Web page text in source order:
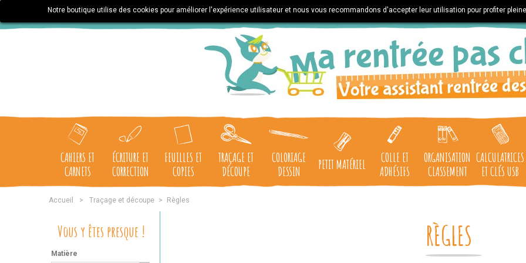
Notre boutique utilise des cookies pour améliorer l'expérience utilisateur et nous vous recommandons d'accepter leur utilisation pour profiter
CAHIERS ET
CARNETS
ÉCRITURE ET
CORRECTION
FEUILLES ET
COPIES
TRAÇAGE ET
DÉCOUPE
COLORIAGE
DESSIN
PETIT MATÉRIEL
COLLE ET
ADHÉSIFS
ORGANISATION
CLASSEMENT
CALCULATRICES
ET CLÉS USB
Accueil > Traçage et découpe > Règles
Vous y êtes presque !
Matière
RÈGLES